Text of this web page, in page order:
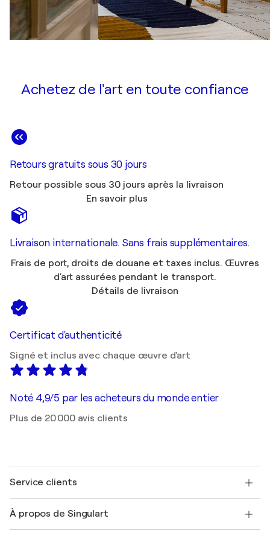
Achetez de l'art en toute confiance
Retours gratuits sous 30 jours
Retour possible sous 30 jours après la livraison
En savoir plus
Livraison internationale. Sans frais supplémentaires.
Frais de port, droits de douane et taxes inclus. Œuvres
d'art assurées pendant le transport.
Détails de livraison
Certificat d'authenticité
Signé et inclus avec chaque œuvre d'art
Noté 4,9/5 par les acheteurs du monde entier
Plus de 20 000 avis clients
Service clients
Expédition
À propos de Singulart